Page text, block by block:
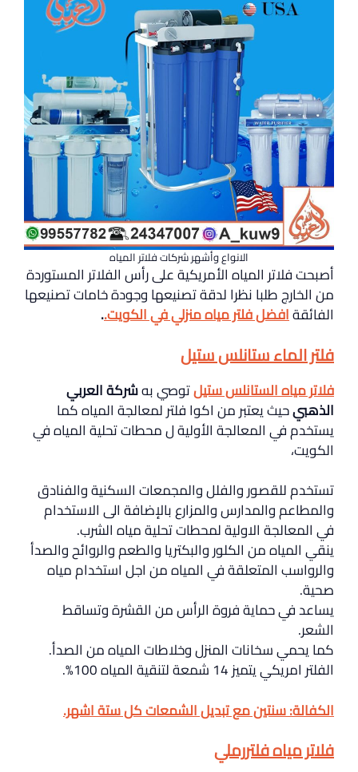
الانواع وأشهر شركات فلاتر المياه
أصبحت فلاتر المياه الأمريكية على رأس الفلاتر المستوردة
من الخارج طلبا نظرا لدقة تصنيعها وجودة خامات تصنيعها
الفائقةافضل فلتر مياه منزلي في الكويت.
.
فلتر الماء ستانلس ستيل
فلاتر مياه الستانلس ستيلتوصي بهشركة العربي
الذهبيحيث يعتبر من اكوا فلتر لمعالجة المياه كما
يستخدم في المعالجة الأولية ل محطات تحلية المياه في
الكويت،
تستخدم للقصور والفلل والمجمعات السكنية والفنادق
والمطاعم والمدارس والمزارع بالإضافة الى الاستخدام
في المعالجة الاولية لمحطات تحلية مياه الشرب.
ينقي المياه من الكلور والبكتريا والطعم والروائح والصدأ
والرواسب المتعلقة في المياه من اجل استخدام مياه
صحية.
يساعد في حماية فروة الرأس من القشرة وتساقط
الشعر.
كما يحمي سخانات المنزل وخلاطات المياه من الصدأ.
الفلتر امريكي يتميز 14 شمعة لتنقية المياه 100%.
الكفالة: سنتين مع تبديل الشمعات كل ستة اشهر.
فلاتر مياه فلتررملي